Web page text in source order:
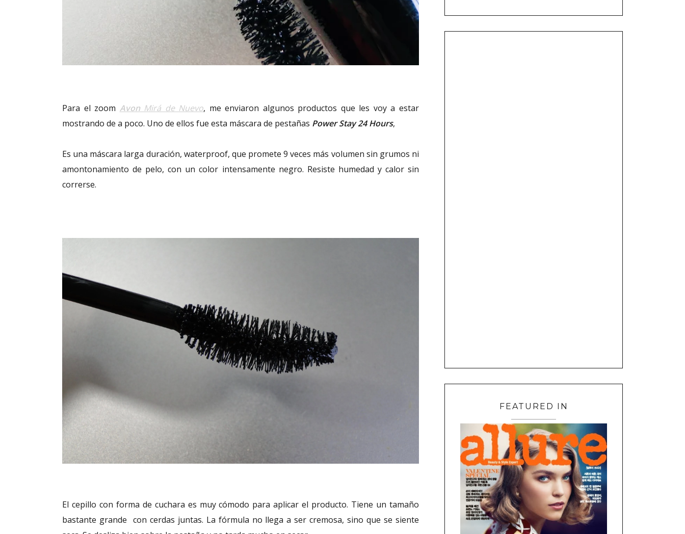
Para el zoom AvonMirá de Nuevo, me enviaron algunos productos que les voy a estar
mostrando de a poco. Uno de ellos fue esta máscara de pestañas Power Stay 24 Hours,
Es una máscara larga duración, waterproof, que promete 9 veces más volumen sin grumos ni
amontonamiento de pelo, con un color intensamente negro. Resiste humedad y calor sin
correrse.
El cepillo con forma de cuchara es muy cómodo para aplicar el producto. Tiene un tamaño
bastante grande con cerdas juntas. La fórmula no llega a ser cremosa, sino que se siente
FEATURED IN